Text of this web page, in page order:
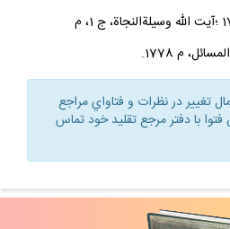
توضيح المسائل مراجع، م 1770 ؛آيت الله وسيلةالنجاة، ج 1، م
تغيير در نظرات و فتاواي مراجع
با دفتر مرجع تقليد خود تماس